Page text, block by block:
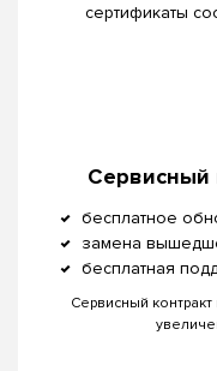
сертификаты
Сервисный
бесплатное
замена
бесплатная
Сервисный